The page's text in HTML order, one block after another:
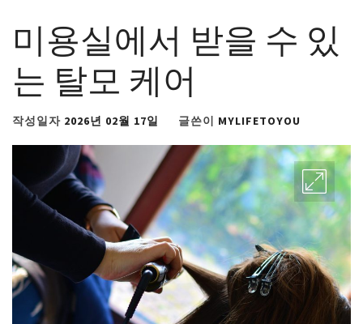
미용실에서 받을 수 있
는 탈모 케어
작성일자 2026년 02월 17일 글쓴이 MYLIFETOYOU